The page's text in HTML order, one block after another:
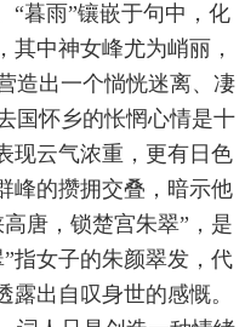
“暮雨”镶嵌于句中，化
其中神女峰尤为峭丽，
造出一个惝恍迷离、凄
国怀乡的怅惘心情是十
现云气浓重，更有日色
峰的攒拥交叠，暗示他
唐，锁楚宫朱翠”，是
指女子的朱颜翠发，代
露出自叹身世的感慨。